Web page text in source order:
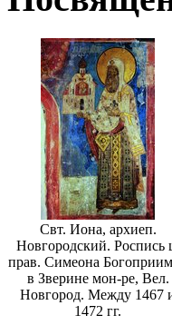
Свт. Иона, архиеп.
Новгородский. Роспись
прав. Симеона
в Зверине мон-ре, Вел.
Новгород. Между 1467
1472 гг.